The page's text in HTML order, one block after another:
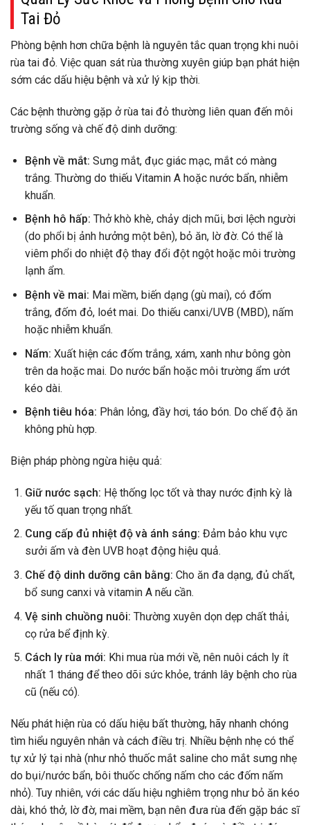
Tai Đỏ
Phòng bệnh hơn chữa bệnh là nguyên tắc quan trọng khi nuôi
rùa tai đỏ. Việc quan sát rùa thường xuyên giúp bạn phát hiện
sớm các dấu hiệu bệnh và xử lý kịp thời.
Các bệnh thường gặp ở rùa tai đỏ thường liên quan đến môi
trường sống và chế độ dinh dưỡng:
Bệnh về mắt: Sưng mắt, đục giác mạc, mắt có màng
trắng. Thường do thiếu Vitamin A hoặc nước bẩn, nhiễm
khuẩn.
Bệnh hô hấp: Thở khò khè, chảy dịch mũi, bơi lệch người
(do phổi bị ảnh hưởng một bên), bỏ ăn, lờ đờ. Có thể là
viêm phổi do nhiệt độ thay đổi đột ngột hoặc môi trường
lạnh ẩm.
Bệnh về mai: Mai mềm, biến dạng (gù mai), có đốm
trắng, đốm đỏ, loét mai. Do thiếu canxi/UVB (MBD), nấm
hoặc nhiễm khuẩn.
Nấm: Xuất hiện các đốm trắng, xám, xanh như bông gòn
trên da hoặc mai. Do nước bẩn hoặc môi trường ẩm ướt
kéo dài.
Bệnh tiêu hóa: Phân lỏng, đầy hơi, táo bón. Do chế độ ăn
không phù hợp.
Biện pháp phòng ngừa hiệu quả:
Giữ nước sạch: Hệ thống lọc tốt và thay nước định kỳ là
yếu tố quan trọng nhất.
Cung cấp đủ nhiệt độ và ánh sáng: Đảm bảo khu vực
sưởi ấm và đèn UVB hoạt động hiệu quả.
Chế độ dinh dưỡng cân bằng: Cho ăn đa dạng, đủ chất,
bổ sung canxi và vitamin A nếu cần.
Vệ sinh chuồng nuôi: Thường xuyên dọn dẹp chất thải,
cọ rửa bể định kỳ.
Cách ly rùa mới: Khi mua rùa mới về, nên nuôi cách ly ít
nhất 1 tháng để theo dõi sức khỏe, tránh lây bệnh cho rùa
cũ (nếu có).
Nếu phát hiện rùa có dấu hiệu bất thường, hãy nhanh chóng
tìm hiểu nguyên nhân và cách điều trị. Nhiều bệnh nhẹ có thể
tự xử lý tại nhà (như nhỏ thuốc mắt saline cho mắt sưng nhẹ
do bụi/nước bẩn, bôi thuốc chống nấm cho các đốm nấm
nhỏ). Tuy nhiên, với các dấu hiệu nghiêm trọng như bỏ ăn kéo
dài, khó thở, lờ đờ, mai mềm, bạn nên đưa rùa đến gặp bác sĩ